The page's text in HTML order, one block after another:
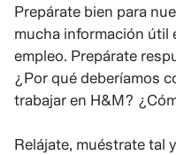
Prepárate bien para
mucha información útil
empleo. Prepárate
¿Por qué deberíamos
trabajar en H&M?
Relájate, muéstrate tal